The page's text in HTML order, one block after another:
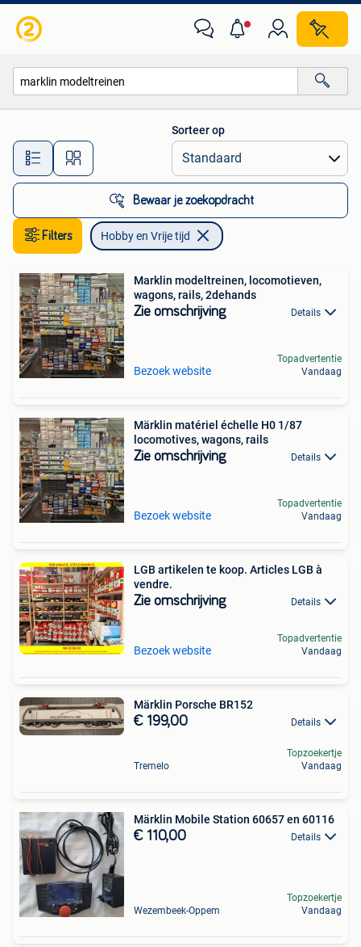
Alle afstanden…
Sorteer op
Bewaar je zoekopdracht
Filters Hobby en Vrije tijd
Marklin modeltreinen, locomotieven,
wagons, rails, 2dehands
Zie omschrijving Details
Bezoek website
Topadvertentie
Vandaag
Märklin matériel échelle H0 1/87
locomotives, wagons, rails
Zie omschrijving Details
Bezoek website
Topadvertentie
Vandaag
LGB artikelen te koop. Articles LGB à
vendre.
Zie omschrijving Details
Bezoek website
Topadvertentie
Vandaag
Märklin Porsche BR152
€ 199,00 Details
Tremelo
Topzoekertje
Vandaag
Märklin Mobile Station 60657 en 60116
€ 110,00 Details
Wezembeek-Oppem
Topzoekertje
Vandaag